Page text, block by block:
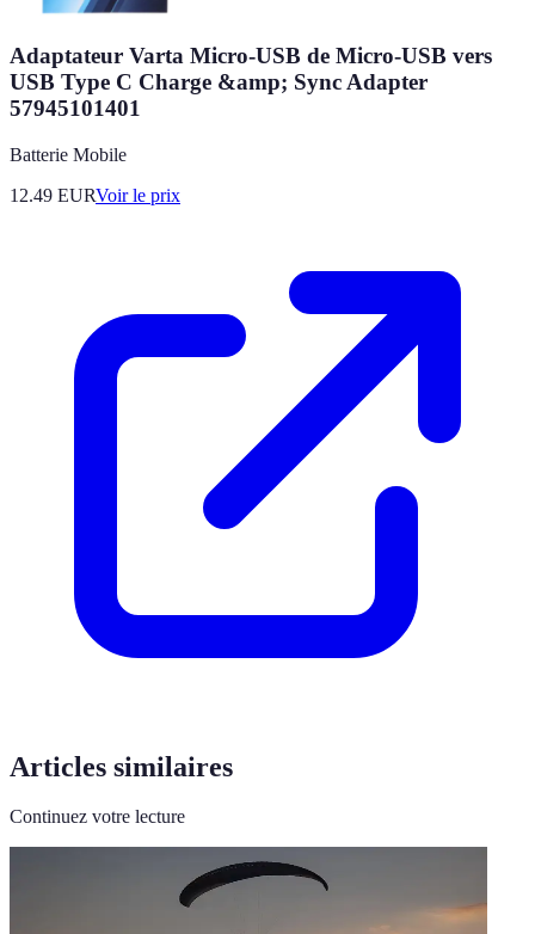
Adaptateur Varta Micro-USB de Micro-USB vers
USB Type C Charge &amp; Sync Adapter
57945101401
Batterie Mobile
12.49 EURVoir le prix
Articles similaires
Continuez votre lecture